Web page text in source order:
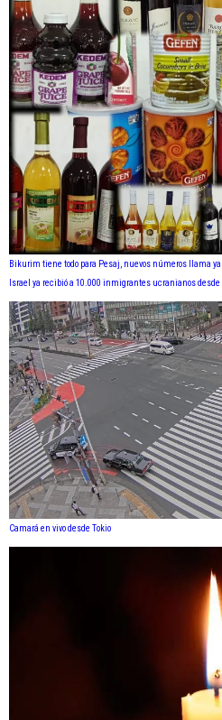
Bikurim tiene todo para Pesaj, nuevos números llama ya
Israel ya recibió a 10.000 inmigrantes ucranianos
Camará en vivo desde Tokio